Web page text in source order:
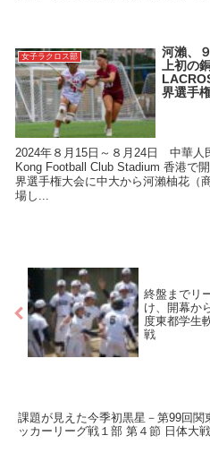
女子ラクロス部
河瀨、
上初の
界選手
2024年８月15日～８月24日 中華人
Kong Football Club Stadium 香港で
界選手権大会に中大から河瀨柚花（
場し...
終盤までリ
け、開幕か
度東都学生
戦
課題が見えた今季初黒星－第99回関
ッカーリーグ戦１部 第４節 日体大戦